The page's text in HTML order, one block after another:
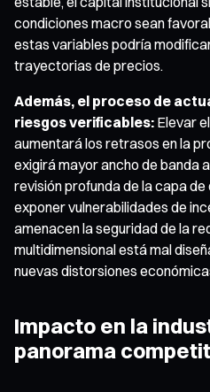
condiciones macro sean
estas variables podría
trayectorias de precios.
Además, el proceso de
riesgos verificables: Elevar
aumentará los retrasos en la
exigirá mayor ancho de banda
revisión profunda de la capa
exponer vulnerabilidades de
amenacen la seguridad de la
multidimensional está mal
nuevas distorsiones
Impacto en la
panorama